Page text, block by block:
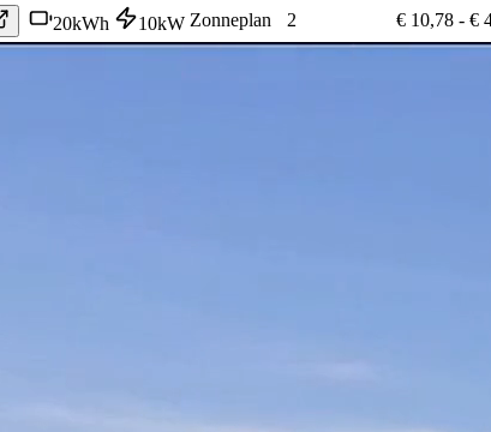
20kWh 10kW Zonneplan 2 € 10,78 - €